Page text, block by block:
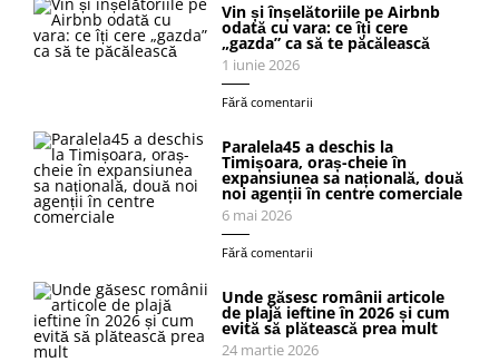
Vin și înșelătoriile pe Airbnb
odată cu vara: ce îți cere
„gazda” ca să te păcălească
1 iunie 2026
Fără comentarii
Paralela45 a deschis la
Timișoara, oraș-cheie în
expansiunea sa națională, două
noi agenții în centre comerciale
6 mai 2026
Fără comentarii
Unde găsesc românii articole
de plajă ieftine în 2026 și cum
evită să plătească prea mult
24 martie 2026